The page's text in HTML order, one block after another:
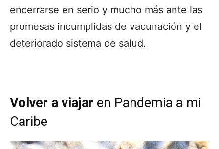
encerrarse en serio y mucho más ante las
promesas incumplidas de vacunación y el
deteriorado sistema de salud.
Volver a viajar en Pandemia a mi
Caribe